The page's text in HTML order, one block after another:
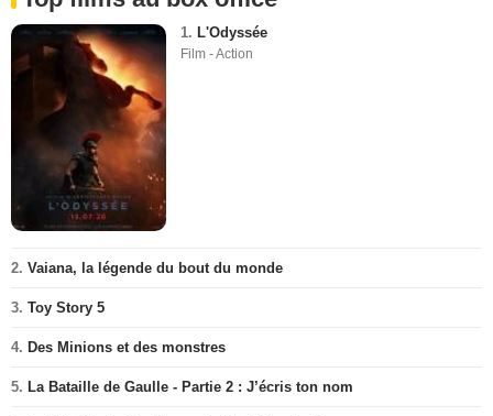
1. L'Odyssée
Film - Action
2. Vaiana, la légende du bout du monde
3. Toy Story 5
4. Des Minions et des monstres
5. La Bataille de Gaulle - Partie 2 : J’écris ton nom